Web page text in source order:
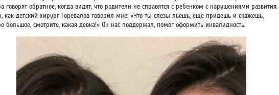
говорят обратное, когда видят, что родители не справятся с ребенком с нарушениями развития.
как детский хирург Горевалов говорил мне: «Что ты слезы льешь, еще придешь и скажешь,
большое, смотрите, какая девка!» Он нас поддержал, помог оформить инвалидность.